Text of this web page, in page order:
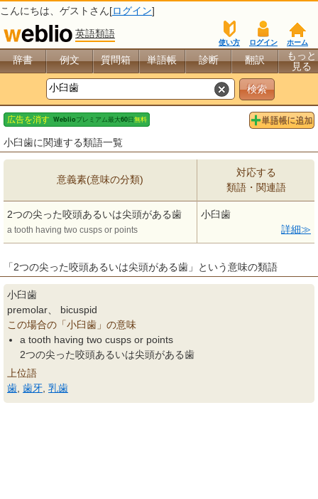
こんにちは、 ゲスト さん[ログイン]
英語類語
ホーム
ログイン
使い方
辞書 例文 質問箱 単語帳 診断 翻訳
もっと
見る
小臼歯に関連する類語一覧
意義素(意味の分類)
対応する
類語・関連語
2つの尖った咬頭あるいは尖頭がある歯
a tooth having two cusps or points
小臼歯
詳細
「2つの尖った咬頭あるいは尖頭がある歯」という意味の類語
小臼歯
premolar、 bicuspid
この場合の「小臼歯」の意味
a tooth having two cusps or points
2つの尖った咬頭あるいは尖頭がある歯
上位語
歯 歯牙 乳歯